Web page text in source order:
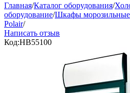
Главная/Каталог оборудования/
оборудование/Шкафы морозильные
Polair/
Написать отзыв
Код:HB55100